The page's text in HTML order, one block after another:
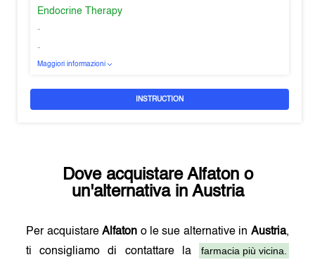
Endocrine Therapy
-
-
Maggiori informazioni
INSTRUCTION
Dove acquistare Alfatono
un'alternativa in Austria
Per acquistareAlfaton o le sue alternative in Austria,
ti consigliamo di contattare la
farmacia più vicina.